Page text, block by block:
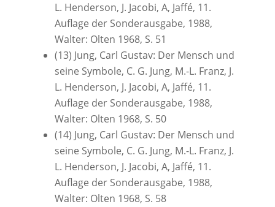
L. Henderson, J. Jacobi, A, Jaffé, 11.
Auflage der Sonderausgabe, 1988,
Walter: Olten 1968, S. 51
(13) Jung, Carl Gustav: Der Mensch und
seine Symbole, C. G. Jung, M.-L. Franz, J.
L. Henderson, J. Jacobi, A, Jaffé, 11.
Auflage der Sonderausgabe, 1988,
Walter: Olten 1968, S. 50
(14) Jung, Carl Gustav: Der Mensch und
seine Symbole, C. G. Jung, M.-L. Franz, J.
L. Henderson, J. Jacobi, A, Jaffé, 11.
Auflage der Sonderausgabe, 1988,
Walter: Olten 1968, S. 58